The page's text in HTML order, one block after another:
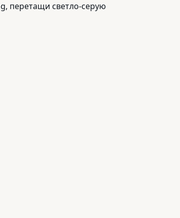
перетащи светло-серую